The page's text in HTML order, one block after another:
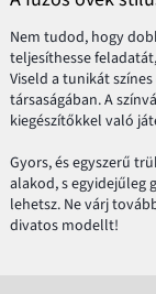
Nem tudod, hogy
teljesíthesse
Viseld a tunikát
társaságában. A
kiegészítőkkel való
Gyors, és egyszerű
alakod, s egyidejűleg
lehetsz. Ne várj
divatos modellt!